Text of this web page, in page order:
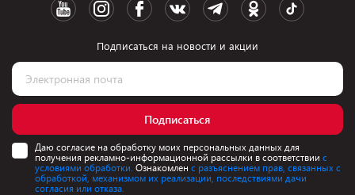
Подписаться на новости и акции
Подписаться
Даю согласие на обработку моих персональных данных для
получения рекламно-информационной рассылки в соответствии с
условиями обработки. Ознакомлен с разъяснением прав, связанных с
обработкой, механизмом их реализации, последствиями дачи
согласия или отказа.